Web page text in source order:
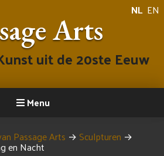
NL EN
Arts
uit de 20ste Eeuw
Menu
Passage Arts → Sculpturen →
en Nacht